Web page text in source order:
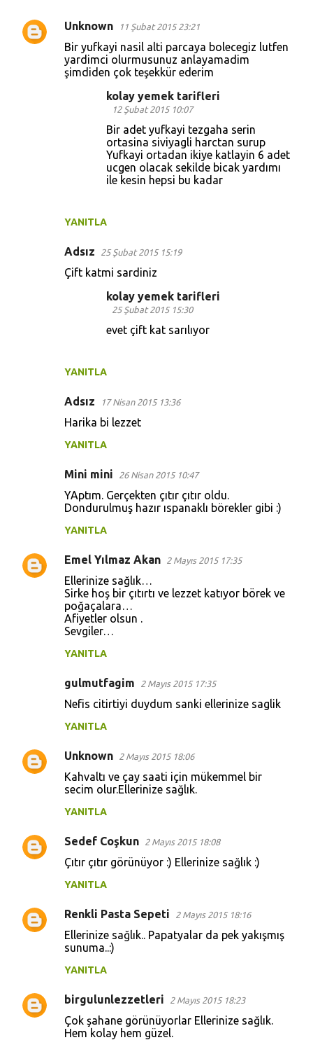
Unknown 11 Şubat 2015 23:21
Bir yufkayi nasil alti parcaya bolecegiz lutfen
yardimci olurmusunuz anlayamadim
şimdiden çok teşekkür ederim
YANITLA
kolay yemek tarifleri
12 Şubat 2015 10:07
Bir adet yufkayi tezgaha serin
ortasina siviyagli harctan surup
Yufkayi ortadan ikiye katlayin 6 adet
ucgen olacak sekilde bicak yardımı
ile kesin hepsi bu kadar
Adsız 25 Şubat 2015 15:19
Çift katmi sardiniz
YANITLA
kolay yemek tarifleri
25 Şubat 2015 15:30
evet çift kat sarılıyor
Adsız 17 Nisan 2015 13:36
Harika bi lezzet
YANITLA
Mini mini 26 Nisan 2015 10:47
YAptım. Gerçekten çıtır çıtır oldu.
Dondurulmuş hazır ıspanaklı börekler gibi :)
YANITLA
Emel Yılmaz Akan 2 Mayıs 2015 17:35
Ellerinize sağlık…
Sirke hoş bir çıtırtı ve lezzet katıyor börek ve
poğaçalara…
Afiyetler olsun .
Sevgiler…
YANITLA
gulmutfagim 2 Mayıs 2015 17:35
Nefis citirtiyi duydum sanki ellerinize saglik
YANITLA
Unknown 2 Mayıs 2015 18:06
Kahvaltı ve çay saati için mükemmel bir
secim olur.Ellerinize sağlık.
YANITLA
Sedef Coşkun 2 Mayıs 2015 18:08
Çıtır çıtır görünüyor :) Ellerinize sağlık :)
YANITLA
Renkli Pasta Sepeti 2 Mayıs 2015 18:16
Ellerinize sağlık.. Papatyalar da pek yakışmış
sunuma..:)
YANITLA
birgulunlezzetleri 2 Mayıs 2015 18:23
Çok şahane görünüyorlar Ellerinize sağlık.
Hem kolay hem güzel.